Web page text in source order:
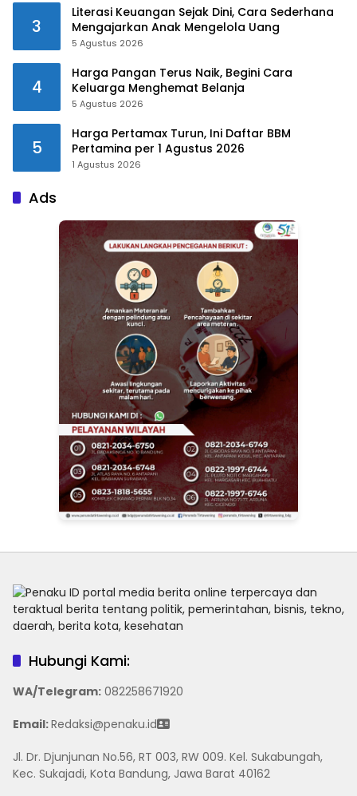
3
Literasi Keuangan Sejak Dini, Cara Sederhana
Mengajarkan Anak Mengelola Uang
5 Agustus 2026
4
Harga Pangan Terus Naik, Begini Cara
Keluarga Menghemat Belanja
5 Agustus 2026
5
Harga Pertamax Turun, Ini Daftar BBM
Pertamina per 1 Agustus 2026
1 Agustus 2026
Ads
Hubungi Kami:
WA/Telegram: 082258671920
Email:Redaksi@penaku.id
Jl. Dr. Djunjunan No.56, RT 003, RW 009. Kel. Sukabungah,
Kec. Sukajadi, Kota Bandung, Jawa Barat 40162